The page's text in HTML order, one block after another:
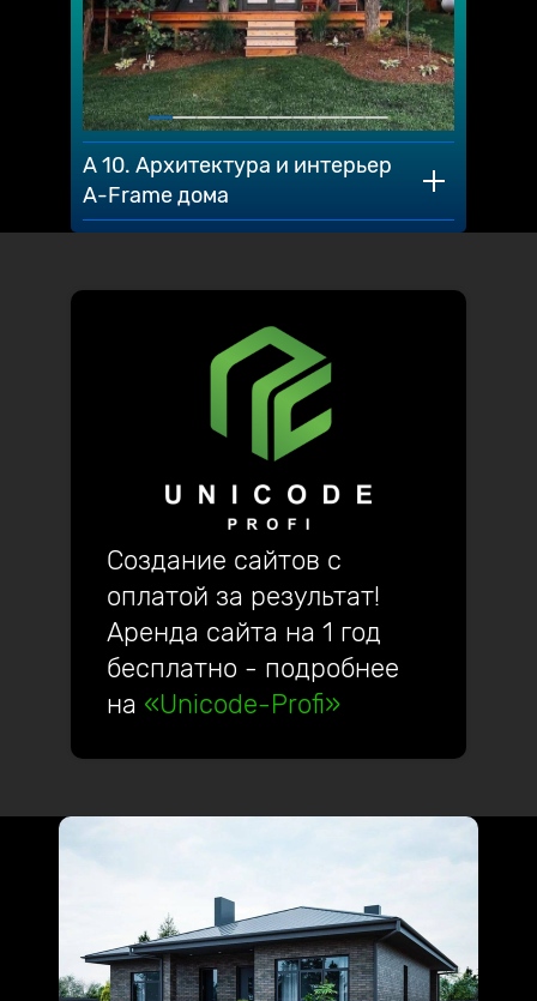
A 10. Архитектура и интерьер
A-Frame дома
Создание сайтов с
оплатой за результат!
Аренда сайта на 1 год
бесплатно - подробнее
на «Unicode-Profi»